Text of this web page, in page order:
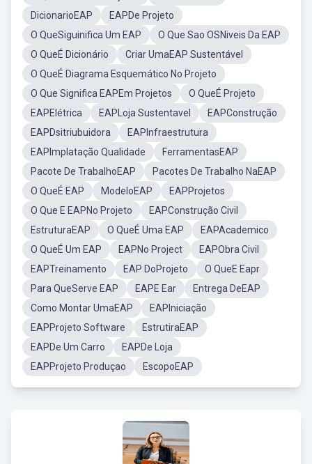
DicionarioEAP
EAPDe Projeto
O QueSiguinifica Um EAP
O Que Sao OSNiveis Da EAP
O QueÉ Dicionário
Criar UmaEAP Sustentável
O QueÉ Diagrama Esquemático No Projeto
O Que Significa EAPEm Projetos
O QueÉ Projeto
EAPElétrica
EAPLoja Sustentavel
EAPConstrução
EAPDsitriubuidora
EAPInfraestrutura
EAPImplatação Qualidade
FerramentasEAP
Pacote De TrabalhoEAP
Pacotes De Trabalho NaEAP
O QueÉ EAP
ModeloEAP
EAPProjetos
O Que E EAPNo Projeto
EAPConstrução Civil
EstruturaEAP
O QueÉ Uma EAP
EAPAcademico
O QueÉ Um EAP
EAPNo Project
EAPObra Civil
EAPTreinamento
EAP DoProjeto
O QueE Eapr
Para QueServe EAP
EAPE Ear
Entrega DeEAP
Como Montar UmaEAP
EAPIniciação
EAPProjeto Software
EstrutiraEAP
EAPDe Um Carro
EAPDe Loja
EAPProjeto Produçao
EscopoEAP